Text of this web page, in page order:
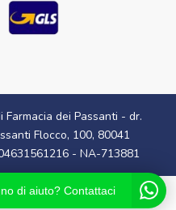
dei Passanti - dr.
Flocco, 100, 80041
- NA-713881
® 2006 - 2026
di aiuto? Contattaci